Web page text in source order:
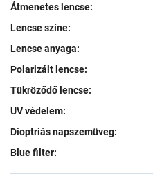
Átmenetes lencse:
Lencse színe:
Lencse anyaga:
Polarizált lencse:
Tükröződő lencse:
UV védelem:
Dioptriás napszemüveg:
Blue filter: